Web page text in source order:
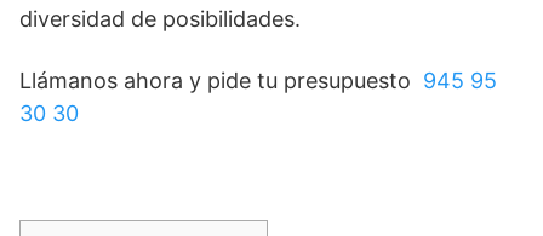
diversidad de posibilidades.
Llámanos ahora y pide tu presupuesto 945 95
30 30